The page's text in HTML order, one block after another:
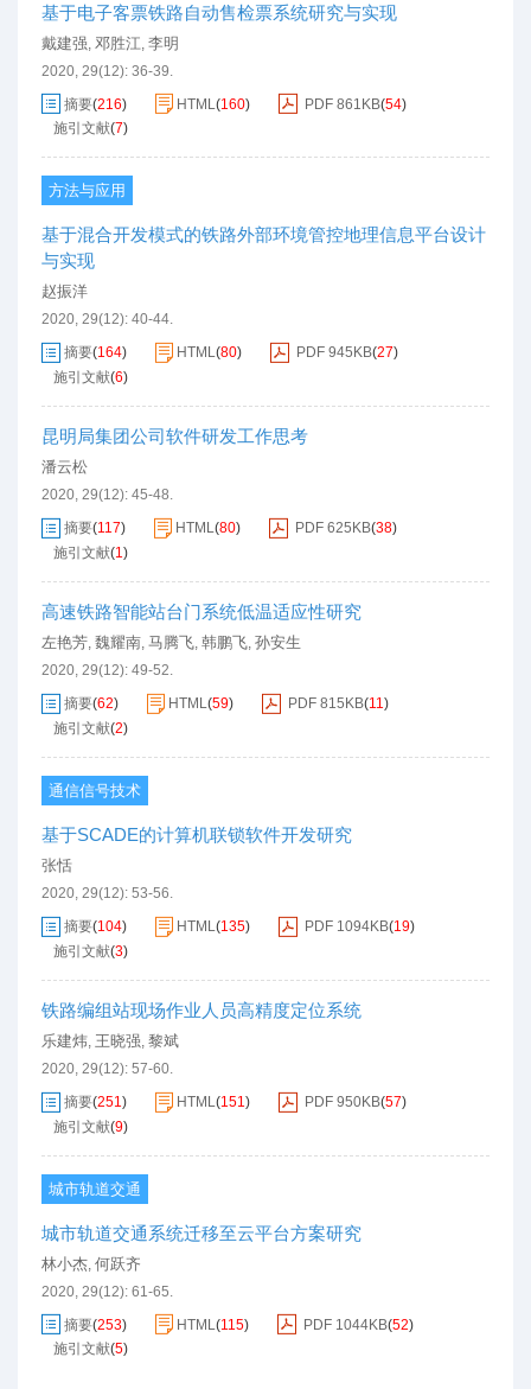
基于电子客票铁路自动售检票系统研究与实现
戴建强 邓胜江 李明
2020, 29(12): 36-39.
摘要(216) HTML (160) PDF 861KB(54)
施引文献(7)
方法与应用
基于混合开发模式的铁路外部环境管控地理信息平台设计
与实现
赵振洋
2020, 29(12): 40-44.
摘要(164) HTML(80) PDF 945KB(27)
施引文献(6)
昆明局集团公司软件研发工作思考
潘云松
2020, 29(12): 45-48.
摘要(117) HTML(80) PDF 625KB(38)
施引文献(1)
高速铁路智能站台门系统低温适应性研究
左艳芳, 魏耀南, 马腾飞, 韩鹏飞, 孙安生
2020, 29(12): 49-52.
摘要(62) HTML(59) PDF 815KB(11)
施引文献(2)
通信信号技术
基于SCADE的计算机联锁软件开发研究
张恬
2020, 29(12): 53-56.
摘要(104) HTML(135) PDF 1094KB(19)
施引文献(3)
铁路编组站现场作业人员高精度定位系统
乐建炜 王晓强 黎斌
2020, 29(12): 57-60.
摘要(251 ) HTML (151 ) PDF 950KB(57)
施引文献(9)
城市轨道交通
城市轨道交通系统迁移至云平台方案研究
林小杰 何跃齐
2020, 29(12): 61-65.
摘要(253) HTML (115) PDF 1044KB(52)
施引文献(5)